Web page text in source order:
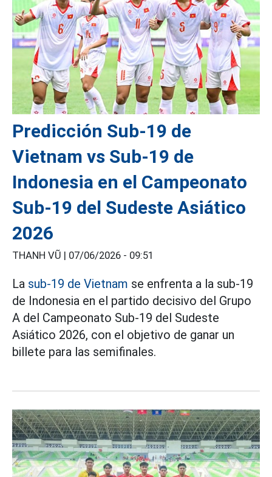
Predicción Sub-19 de
Vietnam vs Sub-19 de
Indonesia en el Campeonato
Sub-19 del Sudeste Asiático
2026
THANH VŨ | 07/06/2026 - 09:51
La sub-19 de Vietnam se enfrenta a la sub-19
de Indonesia en el partido decisivo del Grupo
A del Campeonato Sub-19 del Sudeste
Asiático 2026, con el objetivo de ganar un
billete para las semifinales.